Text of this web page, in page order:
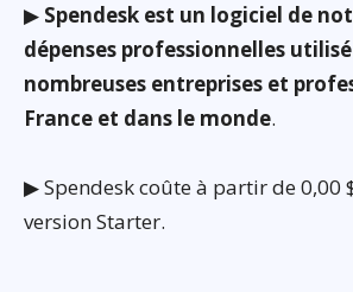
▶ Spendesk est un logiciel de
dépenses professionnelles
nombreuses entreprises et
France et dans le monde.
▶ Spendesk coûte à partir de 0,00
version Starter.